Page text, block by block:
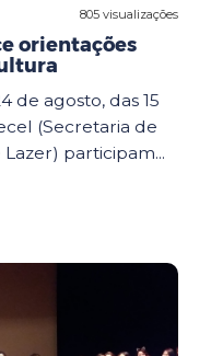
805 visualizações
orientações
de agosto, das 15
(Secretaria de
participam...